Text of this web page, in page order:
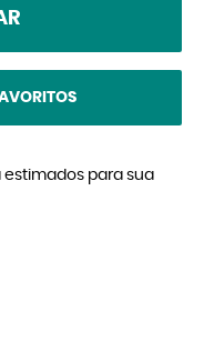
para sua